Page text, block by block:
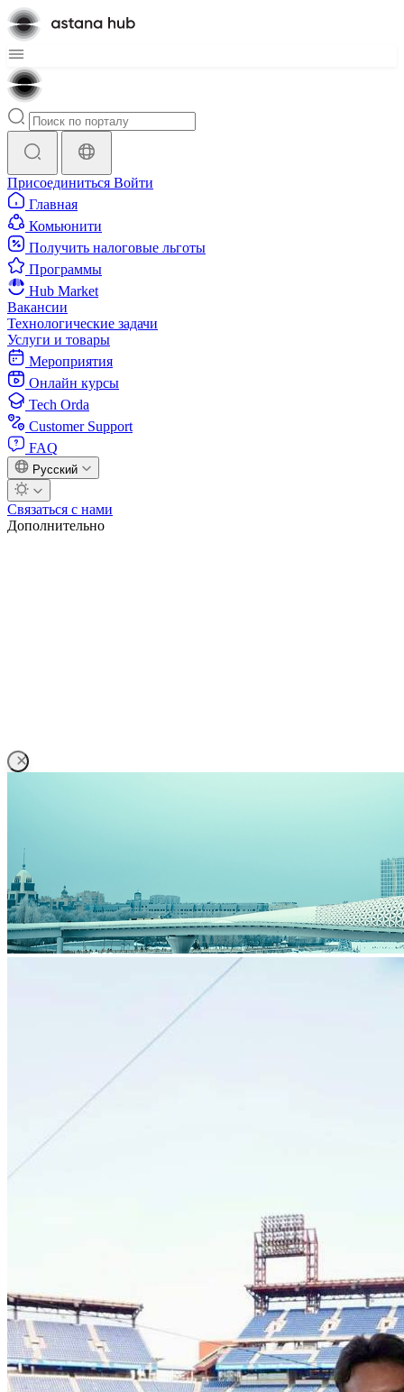
Присоединиться Войти
Главная
Комьюнити
Получить налоговые льготы
Программы
Hub Market
Вакансии
Технологические задачи
Услуги и товары
Мероприятия
Онлайн курсы
Tech Orda
Customer Support
FAQ
Русский
Связаться с нами
Дополнительно